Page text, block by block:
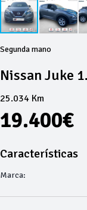
Segunda mano
Nissan Juke
25.034 Km
19.400€
Características
Marca: